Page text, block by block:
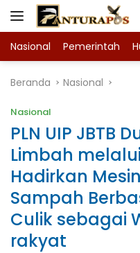
Langsung
Nasional Pemerintah
Beranda Nasional
Nasional
PLN UIP JBTB
Limbah
Hadirkan
Sampah
Culik sebagai
rakyat